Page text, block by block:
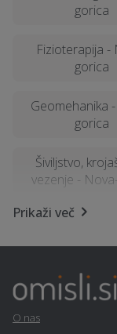
gorica
Fizioterapija -
gorica
Geomehanika
gorica
Šiviljstvo,
vezenje -
Vrtna lopa,
Avtoservis -
Prikaži več
O nas